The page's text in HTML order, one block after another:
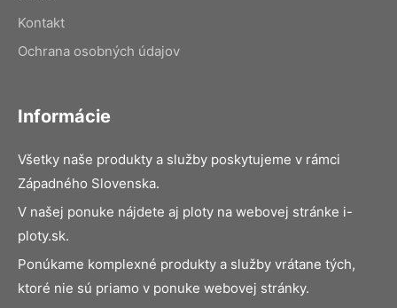
Kontakt
Ochrana osobných údajov
Informácie
Všetky naše produkty a služby poskytujeme v rámci
Západného Slovenska.
V našej ponuke nájdete aj ploty na webovej stránke i-
ploty.sk.
Ponúkame komplexné produkty a služby vrátane tých,
ktoré nie sú priamo v ponuke webovej stránky.